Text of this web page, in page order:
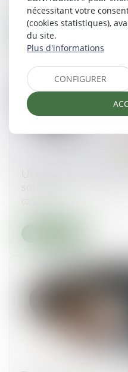
Lire la suite
sollicités
nécessitant votre
(cookies statistiques),
du site.
Plus d'informations
CONFIGURER